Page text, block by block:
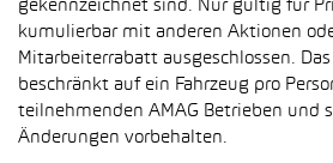
gekennzeichnet sind. Nur gültig für
kumulierbar mit anderen Aktionen
Mitarbeiterrabatt ausgeschlossen.
beschränkt auf ein Fahrzeug pro
teilnehmenden AMAG Betrieben und
Änderungen vorbehalten.